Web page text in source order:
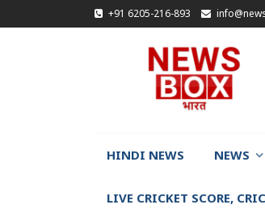
+91 6205-216-893
HINDI NEWS NEWS
LIVE CRICKET SCORE,